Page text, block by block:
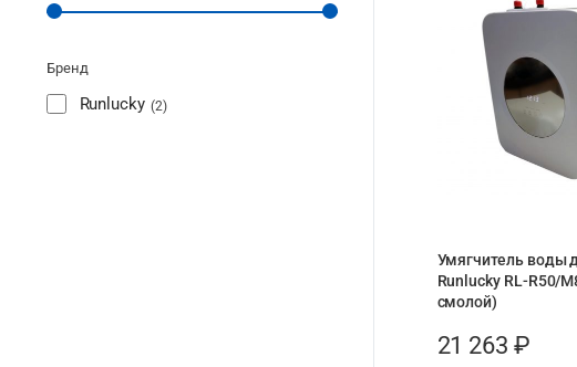
Умягчитель воды
Runlucky RL-R50/
смолой)
21 263₽
Бренд
Runlucky 2